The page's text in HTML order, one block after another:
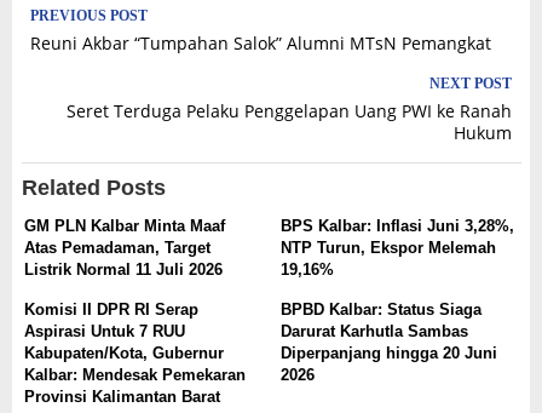
Post
navigation
PREVIOUS POST
Reuni Akbar “Tumpahan Salok” Alumni MTsN Pemangkat
NEXT POST
Seret Terduga Pelaku Penggelapan Uang PWI ke Ranah
Hukum
Related Posts
GM PLN Kalbar Minta Maaf
Atas Pemadaman, Target
Listrik Normal 11 Juli 2026
BPS Kalbar: Inflasi Juni 3,28%,
NTP Turun, Ekspor Melemah
19,16%
Komisi II DPR RI Serap
Aspirasi Untuk 7 RUU
Kabupaten/Kota, Gubernur
Kalbar: Mendesak Pemekaran
Provinsi Kalimantan Barat
BPBD Kalbar: Status Siaga
Darurat Karhutla Sambas
Diperpanjang hingga 20 Juni
2026